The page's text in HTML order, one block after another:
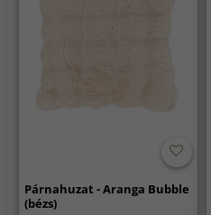
Párnahuzat - Aranga Bubble
(bézs)